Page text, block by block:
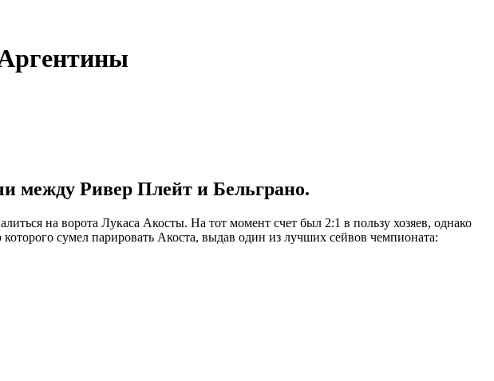
между Ривер Плейт и Бельграно.
на ворота Лукаса Акосты. На тот момент счет был 2:1 в пользу хозяев, однако
сумел парировать Акоста, выдав один из лучших сейвов чемпионата: